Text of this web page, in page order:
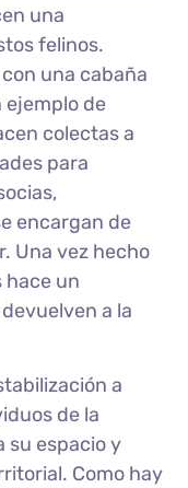
una
felinos.
una cabaña
ejemplo de
colectas a
para
encargan de
Una vez hecho
hace un
a la
a
de la
su espacio y
Como hay